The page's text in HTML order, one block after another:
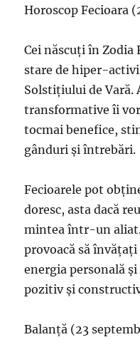
Horoscop Fecioara
Cei născuți în Zodia
stare de hiper-
Solstițiului de Vară.
transformative îi
tocmai benefice,
gânduri și întrebări.
Fecioarele pot
doresc, asta dacă
mintea într-un aliat.
provoacă să
energia personală
pozitiv și
Balanță (23